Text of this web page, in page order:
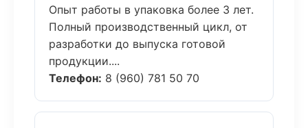
Опыт работы в упаковка более 3 лет.
Полный производственный цикл, от
разработки до выпуска готовой
продукции....
Телефон: 8 (960) 781 50 70